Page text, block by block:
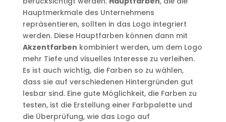
Hauptmerkmale des Unternehmens
repräsentieren, sollten in das Logo integriert
werden. Diese Hauptfarben können dann mit
Akzentfarben kombiniert werden, um dem Logo
mehr Tiefe und visuelles Interesse zu verleihen.
Es ist auch wichtig, die Farben so zu wählen,
dass sie auf verschiedenen Hintergründen gut
lesbar sind. Eine gute Möglichkeit, die Farben zu
testen, ist die Erstellung einer Farbpalette und
die Überprüfung, wie das Logo auf